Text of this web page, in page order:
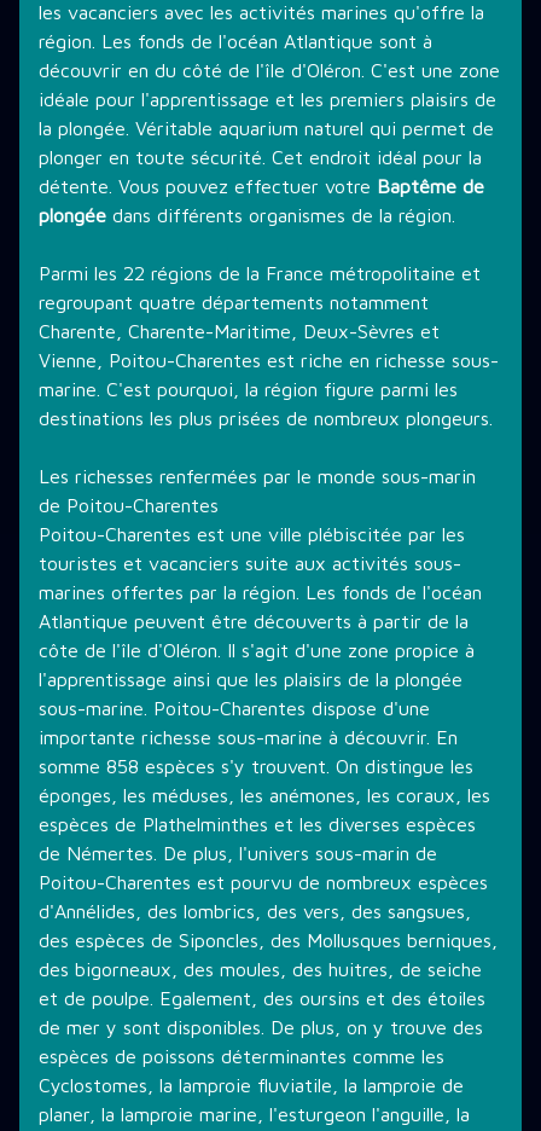
INFORMATIONS PRATIQUES
CONTACT
les vacanciers avec les activités marines qu'offre la
région. Les fonds de l'océan Atlantique sont à
découvrir en du côté de l'île d'Oléron. C'est une zone
idéale pour l'apprentissage et les premiers plaisirs de
la plongée. Véritable aquarium naturel qui permet de
plonger en toute sécurité. Cet endroit idéal pour la
détente. Vous pouvez effectuer votre Baptême de
plongée dans différents organismes de la région.
Parmi les 22 régions de la France métropolitaine et
regroupant quatre départements notamment
Charente, Charente-Maritime, Deux-Sèvres et
Vienne, Poitou-Charentes est riche en richesse sous-
marine. C'est pourquoi, la région figure parmi les
destinations les plus prisées de nombreux plongeurs.
Les richesses renfermées par le monde sous-marin
de Poitou-Charentes
Poitou-Charentes est une ville plébiscitée par les
touristes et vacanciers suite aux activités sous-
marines offertes par la région. Les fonds de l'océan
Atlantique peuvent être découverts à partir de la
côte de l'île d'Oléron. Il s'agit d'une zone propice à
l'apprentissage ainsi que les plaisirs de la plongée
sous-marine. Poitou-Charentes dispose d'une
importante richesse sous-marine à découvrir. En
somme 858 espèces s'y trouvent. On distingue les
éponges, les méduses, les anémones, les coraux, les
espèces de Plathelminthes et les diverses espèces
de Némertes. De plus, l'univers sous-marin de
Poitou-Charentes est pourvu de nombreux espèces
d'Annélides, des lombrics, des vers, des sangsues,
des espèces de Siponcles, des Mollusques berniques,
des bigorneaux, des moules, des huitres, de seiche
et de poulpe. Egalement, des oursins et des étoiles
de mer y sont disponibles. De plus, on y trouve des
espèces de poissons déterminantes comme les
Cyclostomes, la lamproie fluviatile, la lamproie de
planer, la lamproie marine, l'esturgeon l'anguille, la